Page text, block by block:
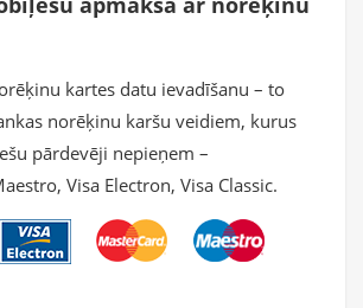
kartes datu ievadīšanu – to
norēķinu karšu veidiem, kurus
pārdevēji nepieņem –
Visa Electron, Visa Classic.